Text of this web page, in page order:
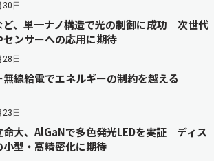
日
ど、単一ナノ構造で光の制御に成功 次世代
センサーへの応用に期待
日
無線給電でエネルギーの制約を越える
日
命大、AlGaNで多色発光LEDを実証 ディス
小型・高精密化に期待